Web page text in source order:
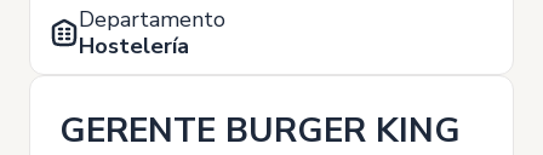
Departamento
Hostelería
GERENTE BURGER KING